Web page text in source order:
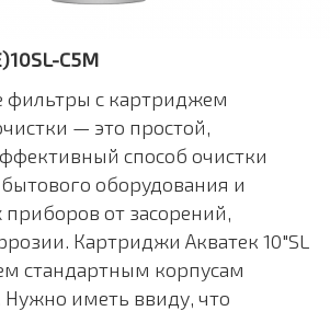
C5M
фильтры с картриджем
— это простой,
способ очистки
оборудования и
приборов от засорений,
Картриджи Акватек 10"SL
стандартным корпусам
Нужно иметь ввиду, что